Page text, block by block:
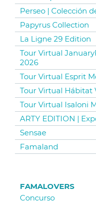
Perseo | Colección
Papyrus Collection
La Ligne 29 Edition
Tour Virtual
2026
Tour Virtual Esprit
Tour Virtual Hábitat
Tour Virtual Isaloni
ARTY EDITION |
Sensae
Famaland
FAMALOVERS
Concurso